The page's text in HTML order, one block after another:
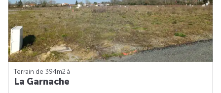
Terrain de 394m2 à
La Garnache